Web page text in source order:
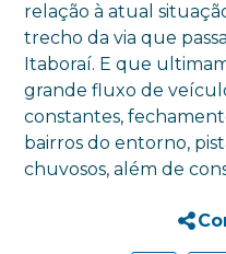
relação à atual
trecho da via que
Itaboraí. E que
grande fluxo de
constantes,
bairros do entorno,
chuvosos, além de